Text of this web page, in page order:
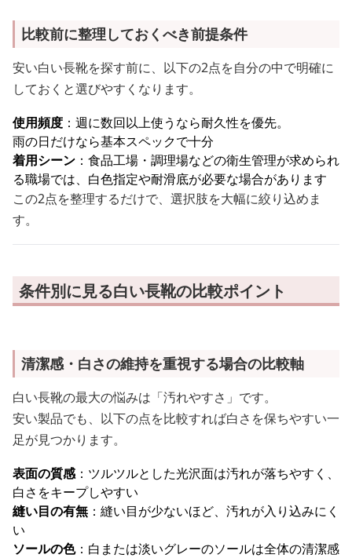
比較前に整理しておくべき前提条件
安い白い長靴を探す前に、以下の2点を自分の中で明確に
しておくと選びやすくなります。
使用頻度 ：週に数回以上使うなら耐久性を優先。
雨の日だけなら基本スペックで十分
着用シーン ：食品工場・調理場などの衛生管理が求められ
る職場では、白色指定や耐滑底が必要な場合があります
この2点を整理するだけで、選択肢を大幅に絞り込めま
す。
条件別に見る白い長靴の比較ポイント
清潔感・白さの維持を重視する場合の比較軸
白い長靴の最大の悩みは「汚れやすさ」です。
安い製品でも、以下の点を比較すれば白さを保ちやすい一
足が見つかります。
表面の質感：ツルツルとした光沢面は汚れが落ちやすく、
白さをキープしやすい
縫い目の有無 ：縫い目が少ないほど、汚れが入り込みにく
い
ソールの色：白または淡いグレーのソールは全体の清潔感